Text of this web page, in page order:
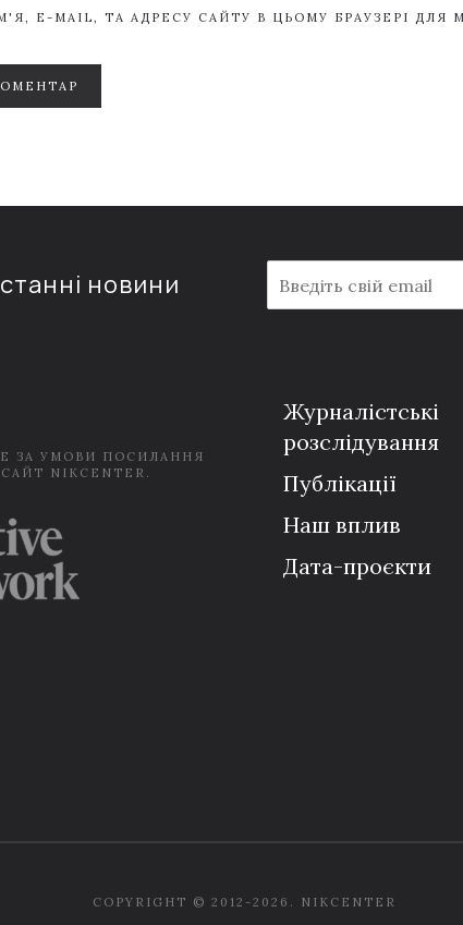
E-MAIL, ТА АДРЕСУ САЙТУ В ЦЬОМУ БРАУЗЕРІ ДЛЯ
новини
m
a
ЗА УМОВИ ПОСИЛАННЯ
NIKCENTER.
Журналістські
розслідування
Публікації
Наш вплив
Дата-проєкти
COPYRIGHT © 2012-2026. NIKCENTER